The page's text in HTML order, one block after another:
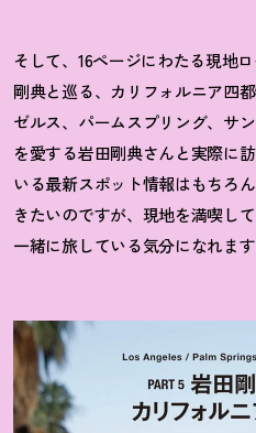
そして、16ページにわたる現地
剛典と巡る、カリフォルニア四
ゼルス、パームスプリング、サ
を愛する岩田剛典さんと実際に
いる最新スポット情報はもちろ
きたいのですが、現地を満喫し
一緒に旅している気分になれます